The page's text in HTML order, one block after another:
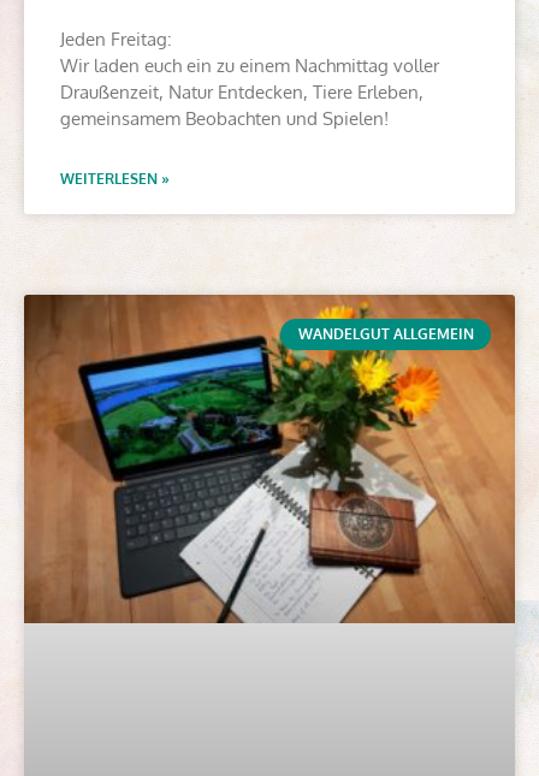
Jeden Freitag:
Wir laden euch ein zu einem Nachmittag voller
Draußenzeit, Natur Entdecken, Tiere Erleben,
gemeinsamem Beobachten und Spielen!
WEITERLESEN »
WANDELGUT ALLGEMEIN